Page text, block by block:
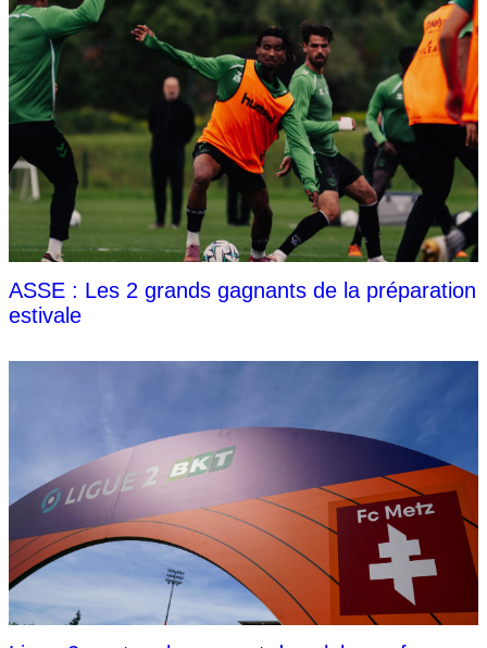
ASSE : Les 2 grands gagnants de la préparation
estivale